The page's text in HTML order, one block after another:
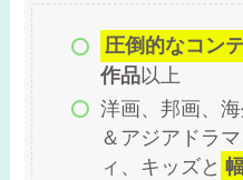
圧倒的なコン
作品以上
洋画、邦画、
＆アジアドラ
ィ、キッズと